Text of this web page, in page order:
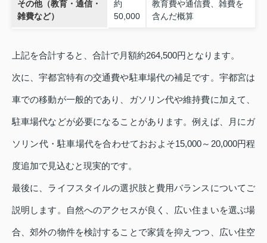
その他（教育・通信・
雑費など）
約
50,000
教育費や通信費、雑費を
含んだ概算
上記を合計すると、合計で月額約264,500円となります。
次に、宇都宮特有の交通費や駐車場代の補足です。宇都宮は
車での移動が一般的であり、ガソリン代や維持費に加えて、
駐車場代などが必要になることがあります。例えば、月にガ
ソリン代・駐車場代を合わせておおよそ15,000～20,000円程
度追加で見込むと現実的です。
最後に、ライフスタイルの選択肢と費用バランスについてご
説明します。自然へのアクセスが良く、広い住まいを選ぶ場
合、郊外の物件を検討することで家賃を抑えつつ、広い住空